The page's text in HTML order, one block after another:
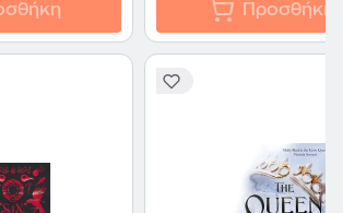
Προσθήκη